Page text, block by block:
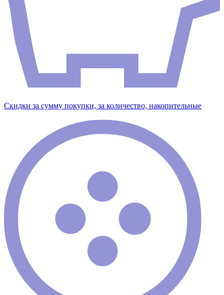
Скидки за сумму покупки, за количество, накопительные